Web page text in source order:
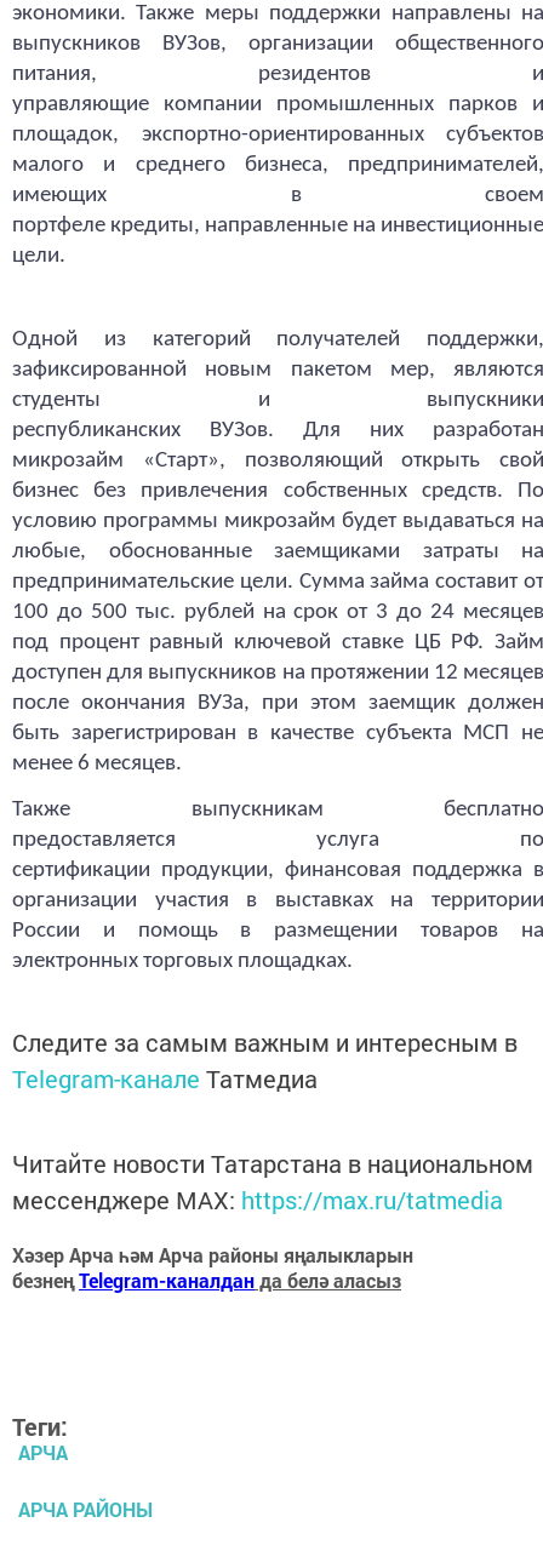
экономики. Также меры поддержки направлены на
выпускников ВУЗов, организации общественного
питания, резидентов и
управляющие компании промышленных парков и
площадок, экспортно-ориентированных субъектов
малого и среднего бизнеса, предпринимателей,
имеющих в своем
портфеле кредиты, направленные на инвестиционные
цели.
Одной из категорий получателей поддержки,
зафиксированной новым пакетом мер, являются
студенты и выпускники
республиканских ВУЗов. Для них разработан
микрозайм «Старт», позволяющий открыть свой
бизнес без привлечения собственных средств. По
условию программы микрозайм будет выдаваться на
любые, обоснованные заемщиками затраты на
предпринимательские цели. Сумма займа составит от
100 до 500 тыс. рублей на срок от 3 до 24 месяцев
под процент равный ключевой ставке ЦБ РФ. Займ
доступен для выпускников на протяжении 12 месяцев
после окончания ВУЗа, при этом заемщик должен
быть зарегистрирован в качестве субъекта МСП не
менее 6 месяцев.
Также выпускникам бесплатно
предоставляется услуга по
сертификации продукции, финансовая поддержка в
организации участия в выставках на территории
России и помощь в размещении товаров на
электронных торговых площадках.
Следите за самым важным и интересным в
Telegram-канале Татмедиа
Читайте новости Татарстана в национальном
мессенджере MАХ: https://max.ru/tatmedia
Хәзер Арча һәм Арча районы яңалыкларын
безнеңTelegram-каналданда белә аласыз
Теги:
АРЧА
АРЧА РАЙОНЫ